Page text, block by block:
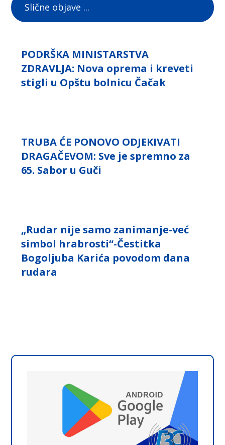
Slične objave ...
PODRŠKA MINISTARSTVA
ZDRAVLJA: Nova oprema i kreveti
stigli u Opštu bolnicu Čačak
TRUBA ĆE PONOVO ODJEKIVATI
DRAGAČEVOM: Sve je spremno za
65. Sabor u Guči
„Rudar nije samo zanimanje-već
simbol hrabrosti“-Čestitka
Bogoljuba Karića povodom dana
rudara